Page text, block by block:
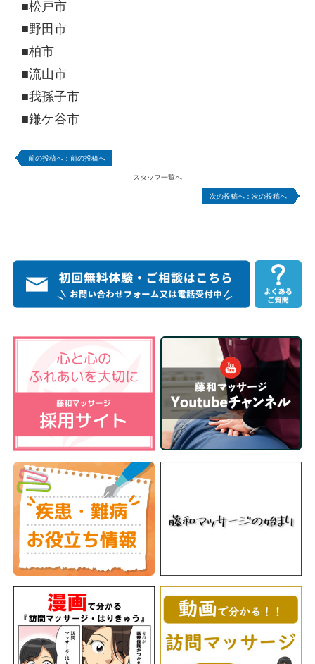
■松戸市
■野田市
■柏市
■流山市
■我孫子市
■鎌ケ谷市
前の投稿へ
スタッフ一覧へ
次の投稿へ